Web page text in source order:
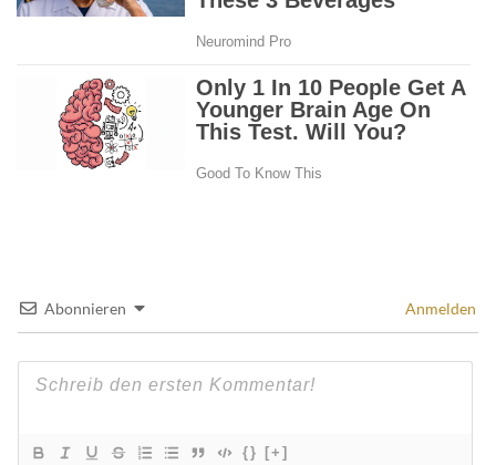
Abonnieren Anmelden
{} [+]